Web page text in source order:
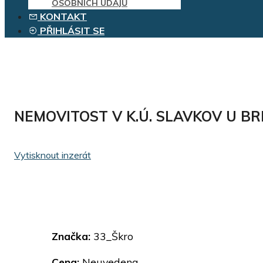
OSOBNÍCH ÚDAJŮ
KONTAKT
PŘIHLÁSIT SE
NEMOVITOST V K.Ú. SLAVKOV U
Vytisknout inzerát
Značka: 33_Škro